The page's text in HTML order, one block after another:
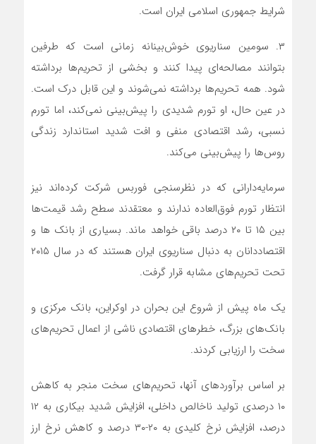
شرایط جمهوری اسلامی ایران است.
۳. سومین سناریوی خوش‌بینانه زمانی است که طرفین
بتوانند مصالحه‌ای پیدا کنند و بخشی از تحریم‌ها برداشته
شود. همه تحریم‌ها برداشته نمی‌شوند و این قابل درک است.
در عین حال، او تورم شدیدی را پیش‌بینی نمی‌کند، اما تورم
نسبی، رشد اقتصادی منفی و افت شدید استاندارد زندگی
روس‌ها را پیش‌بینی می‌کند.
سرمایه‌دارانی که در نظرسنجی فوربس شرکت کرده‌اند نیز
انتظار تورم فوق‌العاده ندارند و معتقدند سطح رشد قیمت‌ها
بین ۱۵ تا ۲۰ درصد باقی خواهد ماند. بسیاری از بانک ها و
اقتصاددانان به دنبال سناریوی ایران هستند که در سال ۲۰۱۵
تحت تحریم‌های مشابه قرار گرفت.
یک ماه پیش از شروع این بحران در اوکراین، بانک مرکزی و
بانک‌های بزرگ، خطرهای اقتصادی ناشی از اعمال تحریم‌های
سخت را ارزیابی کردند.
بر اساس برآوردهای آنها، تحریم‌های سخت منجر به کاهش
۱۰ درصدی تولید ناخالص داخلی، افزایش شدید بیکاری به ۱۲
درصد، افزایش نرخ کلیدی به ۲۰-۳۰ درصد و کاهش نرخ ارز